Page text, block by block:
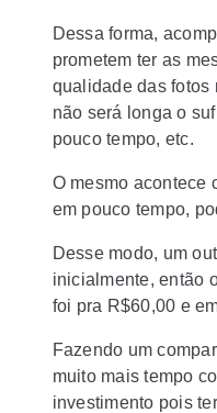
Dessa forma,
prometem ter as
qualidade das fotos
não será longa o
pouco tempo, etc.
O mesmo acontece
em pouco tempo,
Desse modo, um
inicialmente, então
foi pra R$60,00 e
Fazendo um
muito mais tempo
investimento pois